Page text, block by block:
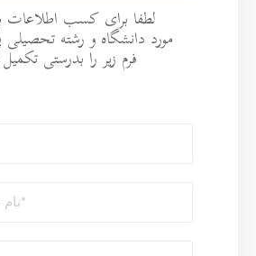
بیشتر در
تحصیلی پیش رو،
تکمیل و ارسال